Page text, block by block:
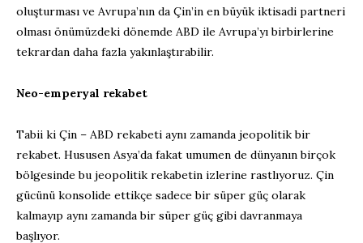
oluşturması ve Avrupa’nın da Çin’in en büyük iktisadi partneri
olması önümüzdeki dönemde ABD ile Avrupa’yı birbirlerine
tekrardan daha fazla yakınlaştırabilir.
Neo-emperyal rekabet
Tabii ki Çin – ABD rekabeti aynı zamanda jeopolitik bir
rekabet. Hususen Asya’da fakat umumen de dünyanın birçok
bölgesinde bu jeopolitik rekabetin izlerine rastlıyoruz. Çin
gücünü konsolide ettikçe sadece bir süper güç olarak
kalmayıp aynı zamanda bir süper güç gibi davranmaya
başlıyor.